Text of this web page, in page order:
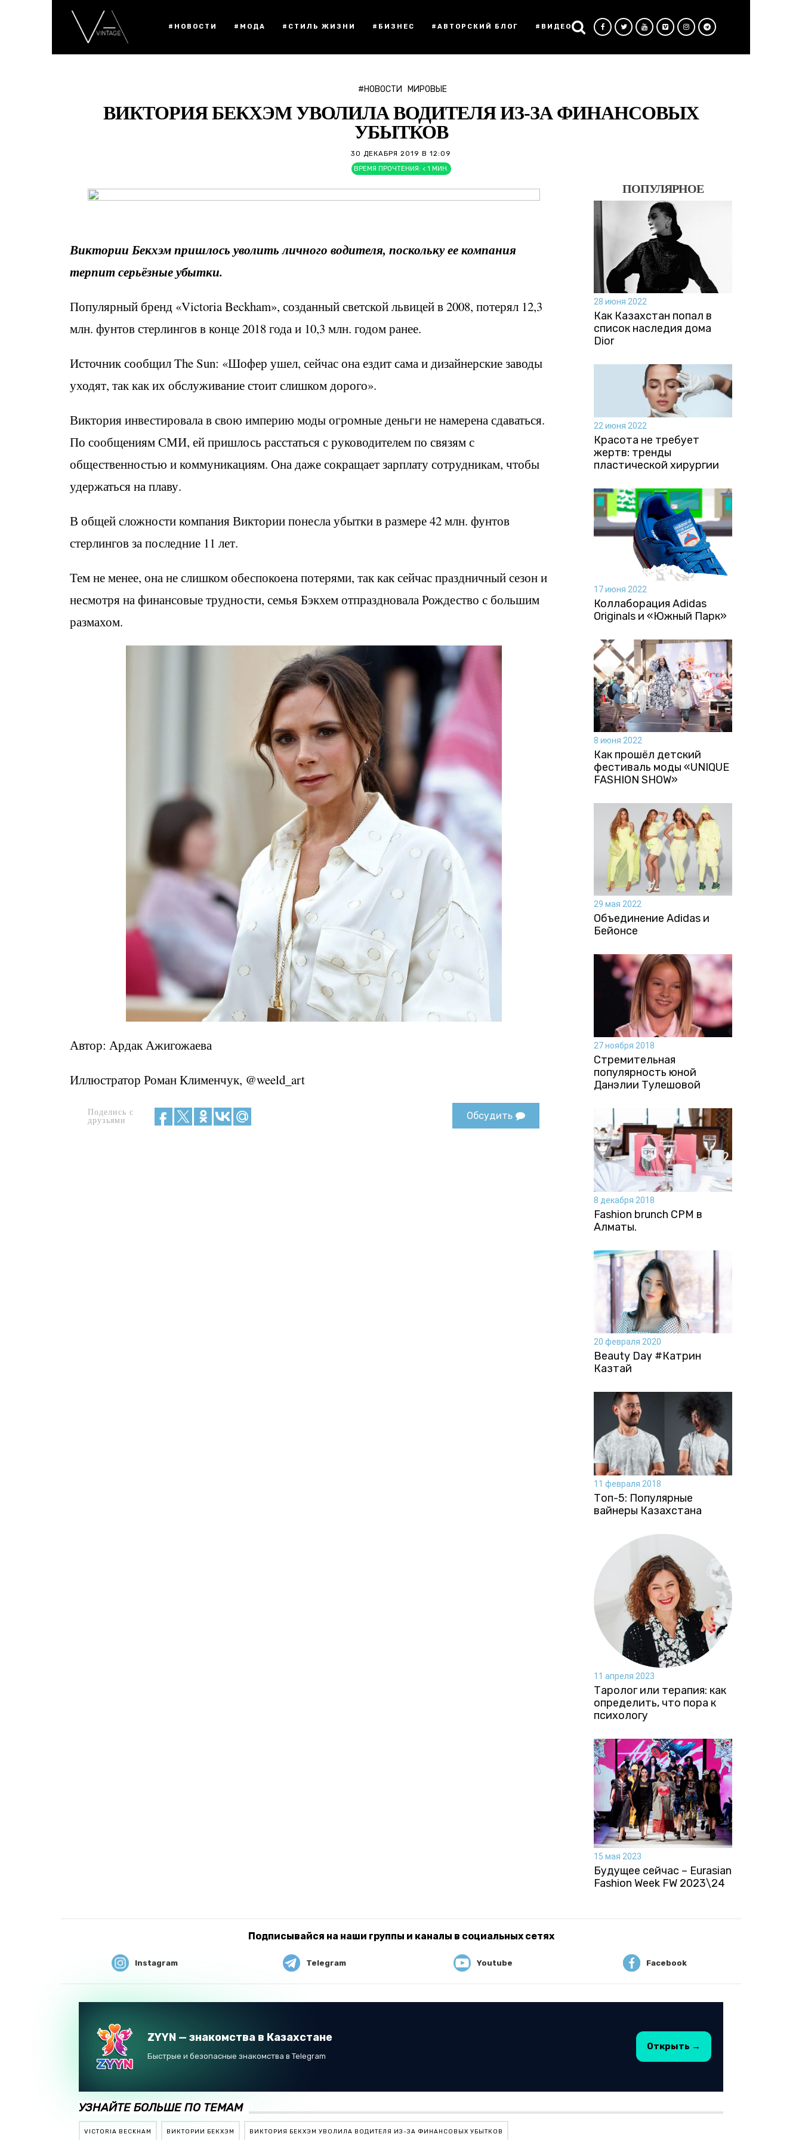
#НОВОСТИ #МОДА #СТИЛЬ ЖИЗНИ #БИЗНЕС #АВТОРСКИЙ БЛОГ #ВИДЕО
#НОВОСТИ МИРОВЫЕ
ВИКТОРИЯ БЕКХЭМ УВОЛИЛА ВОДИТЕЛЯ ИЗ-ЗА ФИНАНСОВЫХ
УБЫТКОВ
30 ДЕКАБРЯ 2019 В 12:09
ВРЕМЯ ПРОЧТЕНИЯ: < 1 МИН.
Виктории Бекхэм пришлось уволить личного водителя, поскольку ее компания
терпит серьёзные убытки.
Популярный бренд «Victoria Beckham», созданный светской львицей в 2008, потерял 12,3
млн. фунтов стерлингов в конце 2018 года и 10,3 млн. годом ранее.
Источник сообщил The Sun: «Шофер ушел, сейчас она ездит сама и дизайнерские заводы
уходят, так как их обслуживание стоит слишком дорого».
Виктория инвестировала в свою империю моды огромные деньги не намерена сдаваться.
По сообщениям СМИ, ей пришлось расстаться с руководителем по связям с
общественностью и коммуникациям. Она даже сокращает зарплату сотрудникам, чтобы
удержаться на плаву.
В общей сложности компания Виктории понесла убытки в размере 42 млн. фунтов
стерлингов за последние 11 лет.
Тем не менее, она не слишком обеспокоена потерями, так как сейчас праздничный сезон и
несмотря на финансовые трудности, семья Бэкхем отпраздновала Рождество с большим
размахом.
Автор: Ардак Ажигожаева
Иллюстратор Роман Клименчук, @weeld_art
Поделись с
друзьями
Обсудить
ПОПУЛЯРНОЕ
28 июня 2022
Как Казахстан попал в
список наследия дома
Dior
22 июня 2022
Красота не требует
жертв: тренды
пластической хирургии
17 июня 2022
Коллаборация Аdidas
Originals и «Южный Парк»
8 июня 2022
Как прошёл детский
фестиваль моды «UNIQUE
FASHION SHOW»
29 мая 2022
Объединение Adidas и
Бейонсе
27 ноября 2018
Стремительная
популярность юной
Данэлии Тулешовой
8 декабря 2018
Fashion brunch CPM в
Алматы.
20 февраля 2020
Beauty Day #Катрин
Казтай
11 февраля 2018
Топ-5: Популярные
вайнеры Казахстана
11 апреля 2023
Таролог или терапия: как
определить, что пора к
психологу
15 мая 2023
Будущее сейчас – Eurasian
Fashion Week FW 2023\24
Подписывайся на наши группы и каналы в социальных сетях
Instagram Telegram Youtube Facebook
ZYYN — знакомства в Казахстане
Быстрые и безопасные знакомства в Telegram
Открыть →
УЗНАЙТЕ БОЛЬШЕ ПО ТЕМАМ
VICTORIA BECKHAM ВИКТОРИИ БЕКХЭМ ВИКТОРИЯ БЕКХЭМ УВОЛИЛА ВОДИТЕЛЯ ИЗ-ЗА ФИНАНСОВЫХ УБЫТКОВ